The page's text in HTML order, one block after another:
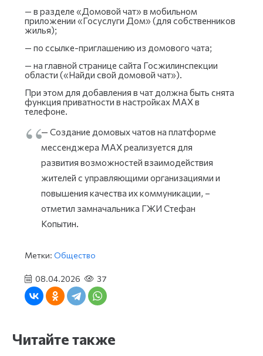
— в разделе «Домовой чат» в мобильном
приложении «Госуслуги Дом» (для собственников
жилья);
— по ссылке-приглашению из домового чата;
— на главной странице сайта Госжилинспекции
области («Найди свой домовой чат»).
При этом для добавления в чат должна быть снята
функция приватности в настройках МАХ в
телефоне.
— Создание домовых чатов на платформе
мессенджера МАХ реализуется для
развития возможностей взаимодействия
жителей с управляющими организациями и
повышения качества их коммуникации, –
отметил замначальника ГЖИ Стефан
Копытин.
Метки: Общество
08.04.2026 37
Читайте также